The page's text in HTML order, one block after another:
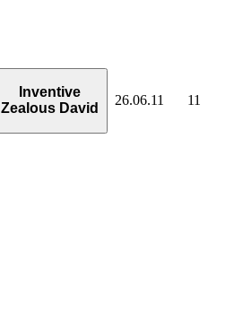
Inventive
Zealous David
26.06.11 11